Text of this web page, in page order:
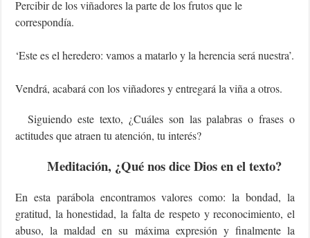
Percibir de los viñadores la parte de los frutos que le
correspondía.
‘Este es el heredero: vamos a matarlo y la herencia será nuestra’.
Vendrá, acabará con los viñadores y entregará la viña a otros.
Siguiendo este texto, ¿Cuáles son las palabras o frases o
actitudes que atraen tu atención, tu interés?
Meditación, ¿Qué nos dice Dios en el texto?
En esta parábola encontramos valores como: la bondad, la
gratitud, la honestidad, la falta de respeto y reconocimiento, el
abuso, la maldad en su máxima expresión y finalmente la